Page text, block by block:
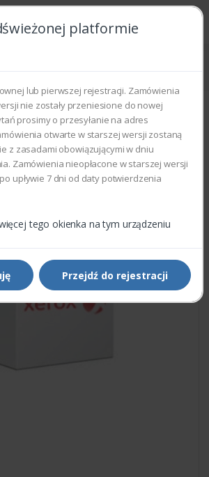
platformie
lub pierwszej rejestracji. Zamówienia
nie zostały przeniesione do nowej
prosimy o przesyłanie na adres
otwarte w starszej wersji zostaną
z zasadami obowiązującymi w dniu
Zamówienia nieopłacone w starszej wersji
upływie 7 dni od daty potwierdzenia
tego okienka na tym urządzeniu
Przejdź do rejestracji